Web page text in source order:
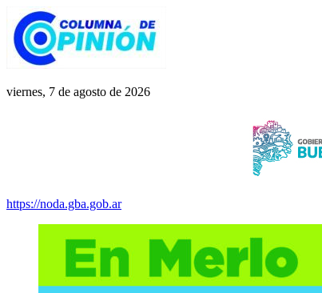
Saltar
contenido
Columna de Opinión
columnadeopinion.com.ar
viernes, 7 de agosto de 2026
https://noda.gba.gob.ar